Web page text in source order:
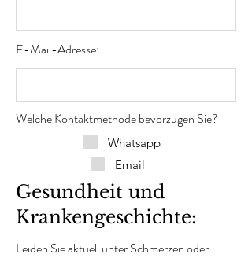
E-Mail-Adresse:
Welche Kontaktmethode bevorzugen Sie?
Whatsapp
Email
Gesundheit und
Krankengeschichte:
Leiden Sie aktuell unter Schmerzen oder